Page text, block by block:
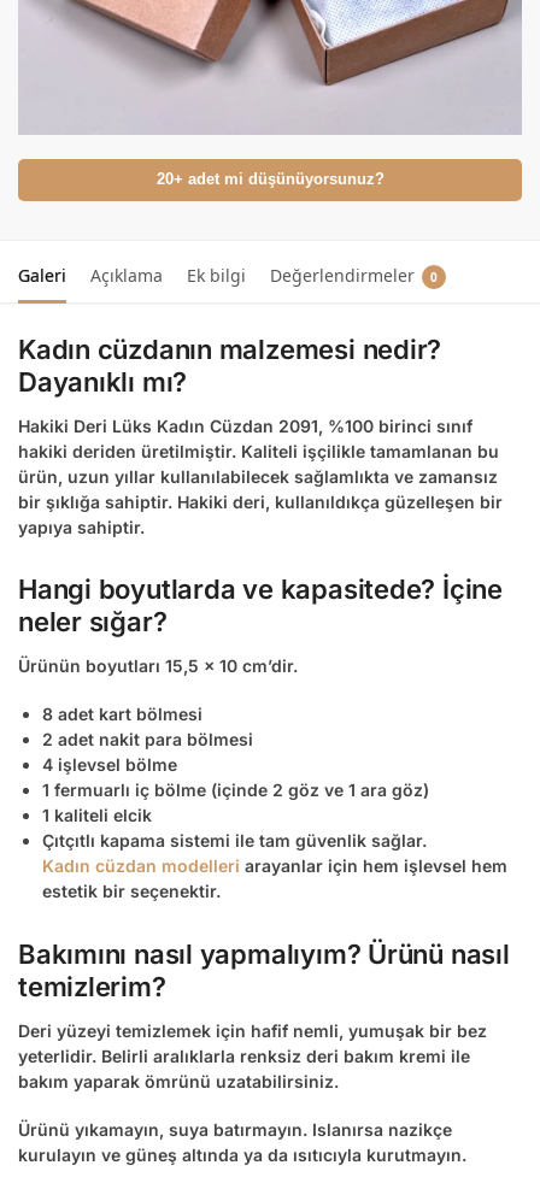
20+ adet mi düşünüyorsunuz?
Galeri Açıklama Ek bilgi Değerlendirmeler 0
Kadın cüzdanın malzemesi nedir?
Dayanıklı mı?
Hakiki Deri Lüks Kadın Cüzdan 2091, %100 birinci sınıf
hakiki deriden üretilmiştir. Kaliteli işçilikle tamamlanan bu
ürün, uzun yıllar kullanılabilecek sağlamlıkta ve zamansız
bir şıklığa sahiptir. Hakiki deri, kullanıldıkça güzelleşen bir
yapıya sahiptir.
Hangi boyutlarda ve kapasitede? İçine
neler sığar?
Ürünün boyutları 15,5 x 10 cm’dir.
8 adet kart bölmesi
2 adet nakit para bölmesi
4 işlevsel bölme
1 fermuarlı iç bölme (içinde 2 göz ve 1 ara göz)
1 kaliteli elcik
Çıtçıtlı kapama sistemi ile tam güvenlik sağlar.
Kadın cüzdan modelleri arayanlar için hem işlevsel hem
estetik bir seçenektir.
Bakımını nasıl yapmalıyım? Ürünü nasıl
temizlerim?
Deri yüzeyi temizlemek için hafif nemli, yumuşak bir bez
yeterlidir. Belirli aralıklarla renksiz deri bakım kremi ile
bakım yaparak ömrünü uzatabilirsiniz.
Ürünü yıkamayın, suya batırmayın. Islanırsa nazikçe
kurulayın ve güneş altında ya da ısıtıcıyla kurutmayın.